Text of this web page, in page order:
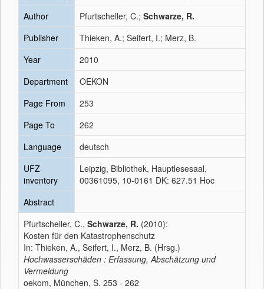
Author
Pfurtscheller, C.; Schwarze, R.
Publisher
Thieken, A.; Seifert, I.; Merz, B.
Year
2010
Department
OEKON
Page From
253
Page To
262
Language
deutsch
UFZ
inventory
Leipzig, Bibliothek, Hauptlesesaal,
00361095, 10-0161 DK: 627.51 Hoc
Abstract
Pfurtscheller, C., Schwarze, R. (2010):
Kosten für den Katastrophenschutz
In: Thieken, A., Seifert, I., Merz, B. (Hrsg.)
Hochwasserschäden : Erfassung, Abschätzung und
Vermeidung
oekom, München, S. 253 - 262